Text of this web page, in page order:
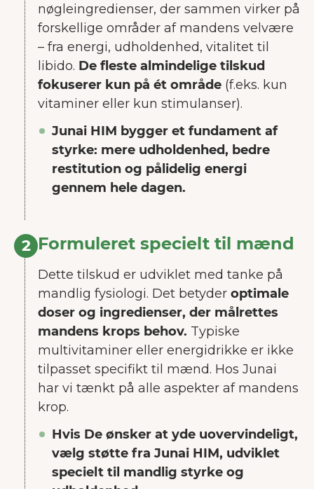
nøgleingredienser, der sammen virker på
forskellige områder af mandens velvære
– fra energi, udholdenhed, vitalitet til
libido. De fleste almindelige tilskud
fokuserer kun på ét område (f.eks. kun
vitaminer eller kun stimulanser).
Junai HIM bygger et fundament af
styrke: mere udholdenhed, bedre
restitution og pålidelig energi
gennem hele dagen.
2 Formuleret specielt til mænd
Dette tilskud er udviklet med tanke på
mandlig fysiologi. Det betyder optimale
doser og ingredienser, der målrettes
mandens krops behov. Typiske
multivitaminer eller energidrikke er ikke
tilpasset specifikt til mænd. Hos Junai
har vi tænkt på alle aspekter af mandens
krop.
Hvis De ønsker at yde uovervindeligt,
vælg støtte fra Junai HIM, udviklet
specielt til mandlig styrke og